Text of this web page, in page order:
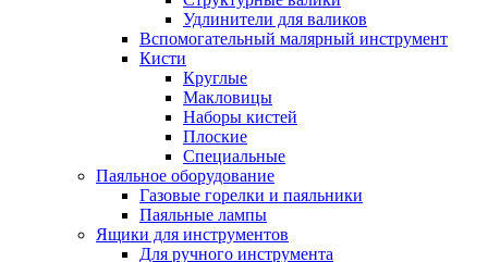
Удлинители для валиков
Вспомогательный малярный инструмент
Кисти
Круглые
Макловицы
Наборы кистей
Плоские
Специальные
Паяльное оборудование
Газовые горелки и паяльники
Паяльные лампы
Ящики для инструментов
Для ручного инструмента